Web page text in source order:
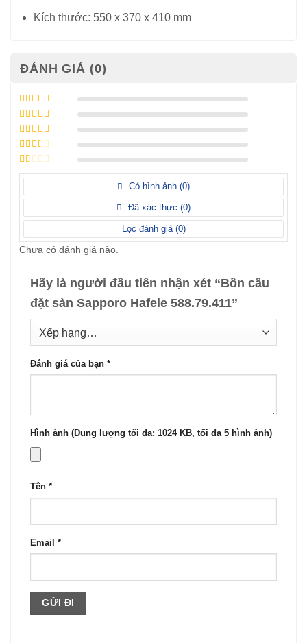
Kích thước: 550 x 370 x 410 mm
ĐÁNH GIÁ (0)
Được xếp
hạng55 sao
Được xếp
hạng45
sao
Được
xếp
hạng3
5 sao
Được
hạng
sao
Được
hạng
1
sao
Có hình ảnh (0)
Đã xác thực (0)
Lọc đánh giá (0)
Chưa có đánh giá nào.
Hãy là người đầu tiên nhận xét “Bồn cầu
đặt sàn Sapporo Hafele 588.79.411”
Đánh giá của bạn *
Hình ảnh (Dung lượng tối đa: 1024 KB, tối đa 5 hình ảnh)
Tên *
Email *